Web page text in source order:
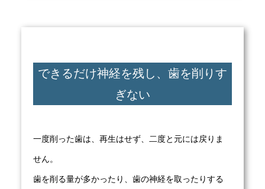
できるだけ神経を残し、歯を削りす
ぎない
一度削った歯は、再生はせず、二度と元には戻りま
せん。
歯を削る量が多かったり、歯の神経を取ったりする